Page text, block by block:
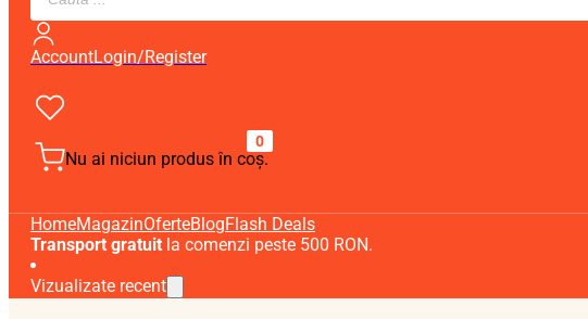
AccountLogin/Register
0
Nu ai niciun produs în coș.
HomeMagazinOferteBlogFlash Deals
Transport gratuit la comenzi peste 500 RON.
Vizualizate recent